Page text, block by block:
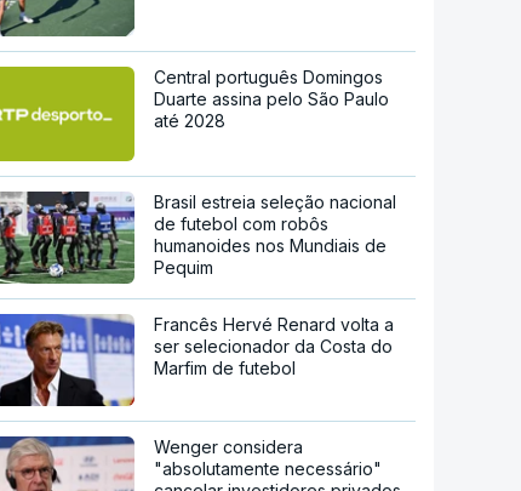
Central português Domingos
Duarte assina pelo São Paulo
até 2028
Brasil estreia seleção nacional
de futebol com robôs
humanoides nos Mundiais de
Pequim
Francês Hervé Renard volta a
ser selecionador da Costa do
Marfim de futebol
Wenger considera
"absolutamente necessário"